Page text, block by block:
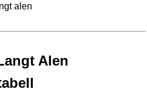
alen
Alen